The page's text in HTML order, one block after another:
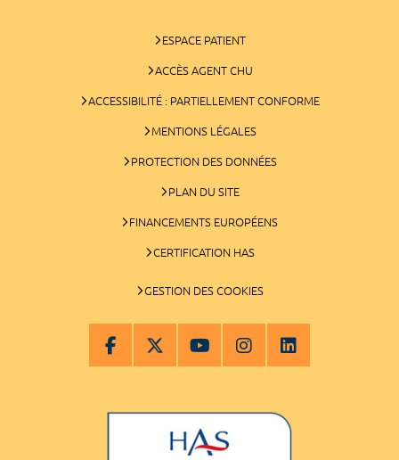
ESPACE PATIENT
ACCÈS AGENT CHU
ACCESSIBILITÉ : PARTIELLEMENT CONFORME
MENTIONS LÉGALES
PROTECTION DES DONNÉES
PLAN DU SITE
FINANCEMENTS EUROPÉENS
CERTIFICATION HAS
GESTION DES COOKIES